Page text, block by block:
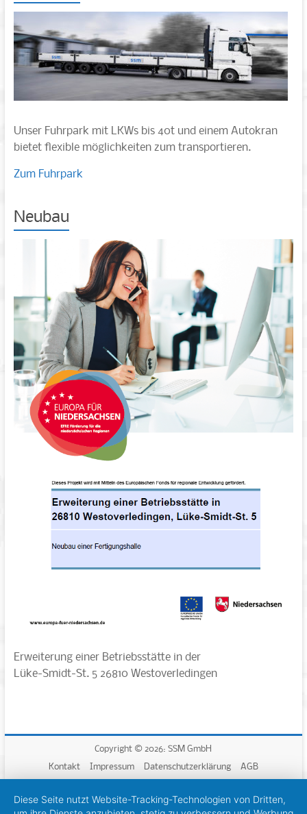
Unser Fuhrpark mit LKWs bis 40t und einem Autokran
bietet flexible möglichkeiten zum transportieren.
Zum Fuhrpark
Neubau
Erweiterung einer Betriebsstätte in der
Lüke-Smidt-St. 5 26810 Westoverledingen
Copyright © 2026: SSM GmbH
Kontakt
Impressum Datenschutzerklärung AGB
Diese Seite nutzt Website-Tracking-Technologien von Dritten,